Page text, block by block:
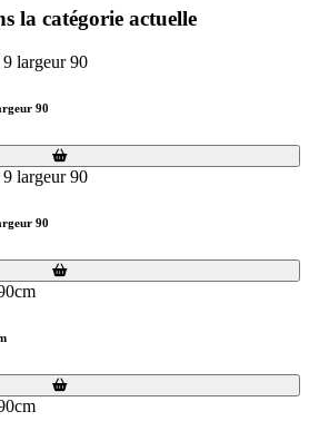
la catégorie actuelle
90
90